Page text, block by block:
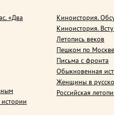
«Два
Киноистория.
Киноистория.
Летопись веков
Пешком по Москве
Письма с фронта
Обыкновенная
Женщины в
Российская